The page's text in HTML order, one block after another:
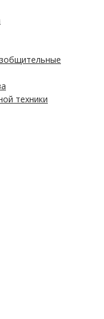
техники